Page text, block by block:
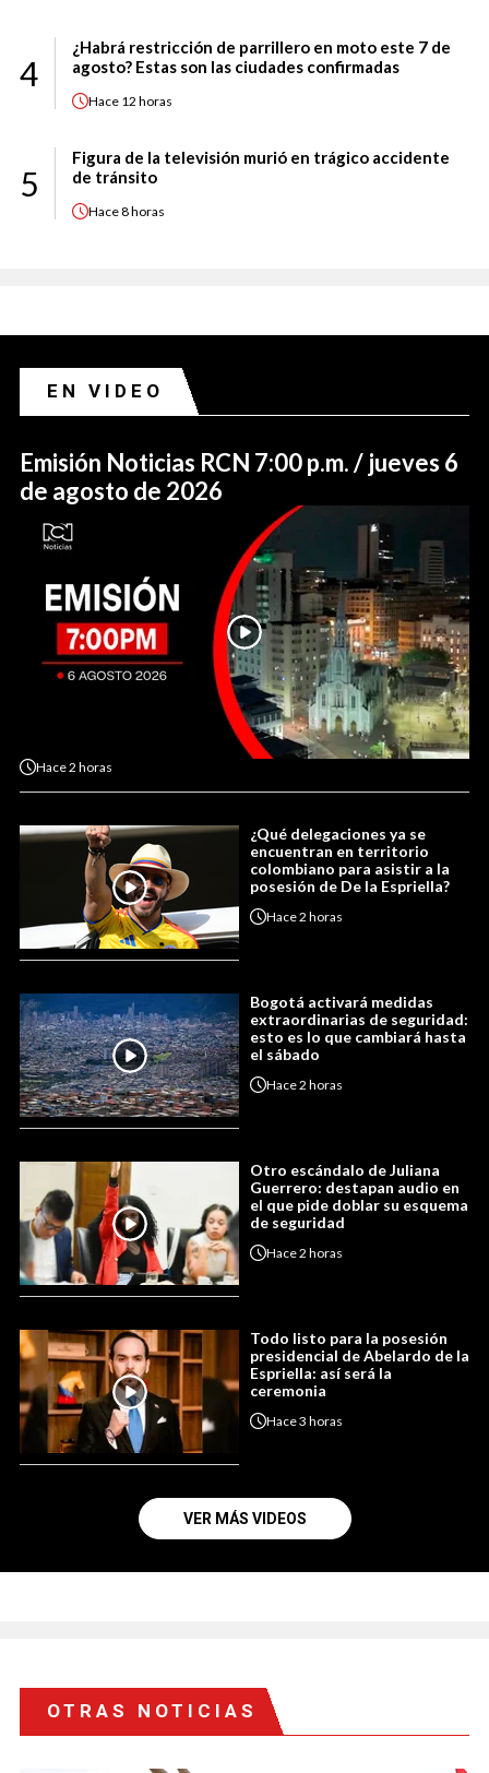
4
¿Habrá restricción de parrillero en moto este 7 de
agosto? Estas son las ciudades confirmadas
Hace 12 horas
5
Figura de la televisión murió en trágico accidente
de tránsito
Hace8 horas
EN VIDEO
Emisión Noticias RCN 7:00 p.m. / jueves 6
de agosto de 2026
Hace2 horas
¿Qué delegaciones ya se
encuentran en territorio
colombiano para asistir a la
posesión de De la Espriella?
Hace2 horas
Bogotá activará medidas
extraordinarias de seguridad:
esto es lo que cambiará hasta
el sábado
Hace2 horas
Otro escándalo de Juliana
Guerrero: destapan audio en
el que pide doblar su esquema
de seguridad
Hace2 horas
Todo listo para la posesión
presidencial de Abelardo de la
Espriella: así será la
ceremonia
Hace3 horas
VER MÁS VIDEOS
OTRAS NOTICIAS